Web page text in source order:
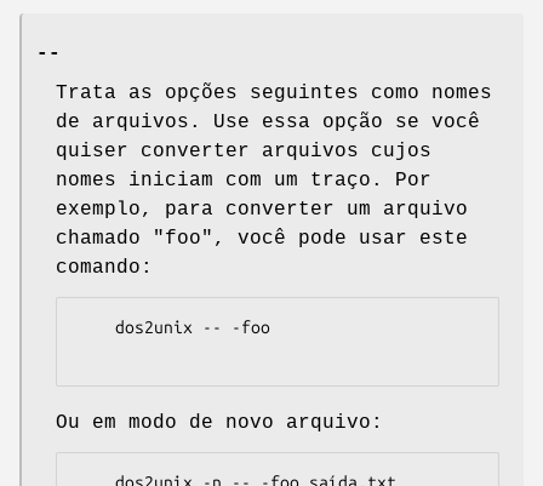
--
Trata as opções seguintes como nomes
de arquivos. Use essa opção se você
quiser converter arquivos cujos
nomes iniciam com um traço. Por
exemplo, para converter um arquivo
chamado "foo", você pode usar este
comando:
Ou em modo de novo arquivo: